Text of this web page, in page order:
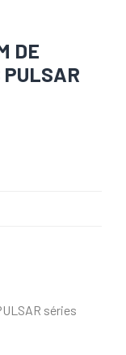
DE
PULSAR
séries